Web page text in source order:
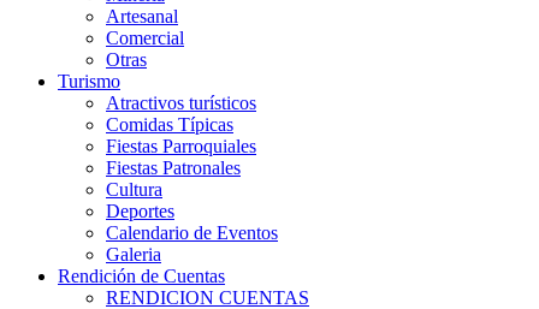
Artesanal
Comercial
Otras
Turismo
Atractivos turísticos
Comidas Típicas
Fiestas Parroquiales
Fiestas Patronales
Cultura
Deportes
Calendario de Eventos
Galeria
Rendición de Cuentas
RENDICION CUENTAS